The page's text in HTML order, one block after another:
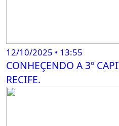
12/10/2025 • 13:55
CONHEÇENDO A 3º
RECIFE.